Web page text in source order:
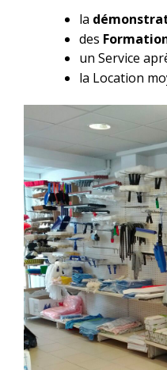
la
des
un Service
la Location